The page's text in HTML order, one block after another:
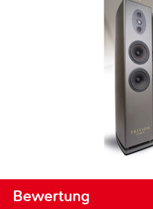
Bewertung